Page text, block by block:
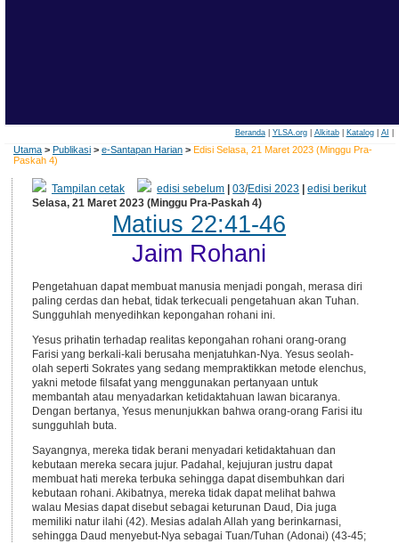
Beranda| YLSA.org| Alkitab| Katalog| AI
Utama > Publikasi > e-Santapan Harian > Edisi Selasa, 21 Maret 2023 (Minggu Pra-
Paskah 4)
Tampilan cetak edisi sebelum |03/Edisi 2023 |edisi berikut
Selasa, 21 Maret 2023 (Minggu Pra-Paskah 4)
Matius 22:41-46
Jaim Rohani
Pengetahuan dapat membuat manusia menjadi pongah, merasa diri
paling cerdas dan hebat, tidak terkecuali pengetahuan akan Tuhan.
Sungguhlah menyedihkan kepongahan rohani ini.
Yesus prihatin terhadap realitas kepongahan rohani orang-orang
Farisi yang berkali-kali berusaha menjatuhkan-Nya. Yesus seolah-
olah seperti Sokrates yang sedang mempraktikkan metode elenchus,
yakni metode filsafat yang menggunakan pertanyaan untuk
membantah atau menyadarkan ketidaktahuan lawan bicaranya.
Dengan bertanya, Yesus menunjukkan bahwa orang-orang Farisi itu
sungguhlah buta.
Sayangnya, mereka tidak berani menyadari ketidaktahuan dan
kebutaan mereka secara jujur. Padahal, kejujuran justru dapat
membuat hati mereka terbuka sehingga dapat disembuhkan dari
kebutaan rohani. Akibatnya, mereka tidak dapat melihat bahwa
walau Mesias dapat disebut sebagai keturunan Daud, Dia juga
memiliki natur ilahi (42). Mesias adalah Allah yang berinkarnasi,
sehingga Daud menyebut-Nya sebagai Tuan/Tuhan (Adonai) (43-45;